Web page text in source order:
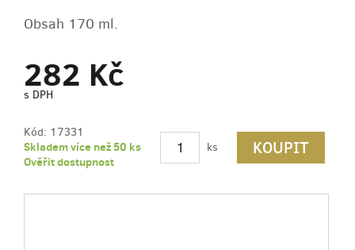
Obsah 170 ml.
282 Kč
s DPH
Kód: 17331
Skladem více než 50 ks
Ověřit dostupnost
ks KOUPIT